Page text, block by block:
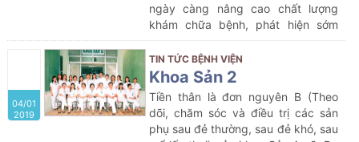
ngày càng nâng cao chất lượng
khám chữa bệnh, phát hiện sớm
bệnh lý thai sản, hạn chế được rất
nhiều tai biến sản khoa, cứu sống
được nhiều bệnh nhân
04/01
2019
TIN TỨC BỆNH VIỆN
Khoa Sản 2
Tiền thân là đơn nguyên B (Theo
dõi, chăm sóc và điều trị các sản
phụ sau đẻ thường, sau đẻ khó, sau